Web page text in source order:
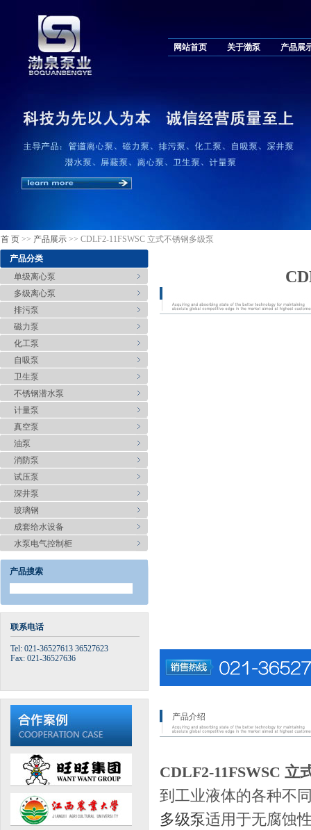
网站首页 关于渤泵 产品展
首 页 >> 产品展示 >> CDLF2-11FSWSC 立式不锈钢多级泵
产品分类
单级离心泵
多级离心泵
排污泵
磁力泵
化工泵
自吸泵
卫生泵
不锈钢潜水泵
计量泵
真空泵
油泵
消防泵
试压泵
深井泵
玻璃钢
成套给水设备
水泵电气控制柜
产品搜索
联系电话
Tel: 021-36527613 36527623
Fax: 021-36527636
产品介绍
CDLF2-11FSWSC 立
到工业液体的各种不
多级泵适用于无腐蚀